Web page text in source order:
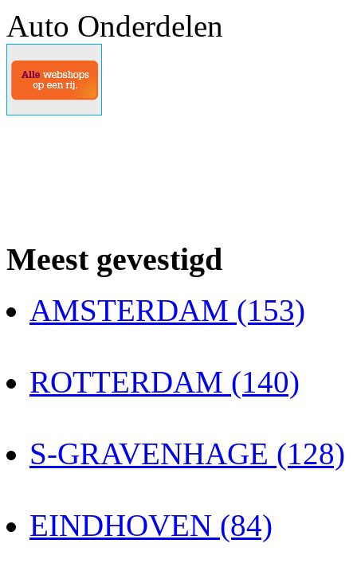
Auto Onderdelen
Meest gevestigd
AMSTERDAM (153)
ROTTERDAM (140)
S-GRAVENHAGE (128)
EINDHOVEN (84)